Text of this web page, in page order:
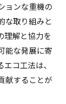
ョンな重機の
な取り組みと
理解と協力を
能な発展に寄
コ工法は、
献することが